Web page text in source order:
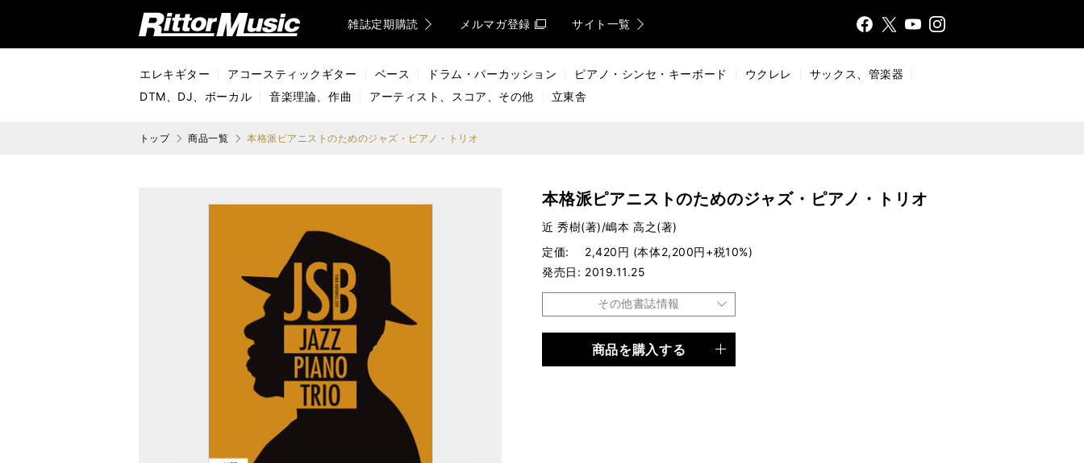
リットーミュージック (Rittor Music) 雑誌定期購読 メルマガ登録 サイト一覧
FaceX
YouTInsta
エレキギター アコースティックギター ベース ドラム・パーカッション ピアノ・シンセ・キーボード ウクレレ
サックス、管楽器
DTM、DJ、ボーカル
音楽理論、作曲 アーティスト、スコア、その他 立東舎
トップ 商品一覧 本格派ピアニストのためのジャズ・ピアノ・トリオ
本格派ピアニストのためのジャズ・ピアノ・トリオ
近 秀樹(著)/嶋本 高之(著)
定価
2,420円 (本体2,200円+税10%)
発売日
2019.11.25
その他書誌情報
楽譜
商品を購入する